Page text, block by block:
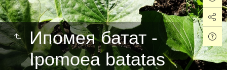
Ипомея батат -
Ipomoea batatas